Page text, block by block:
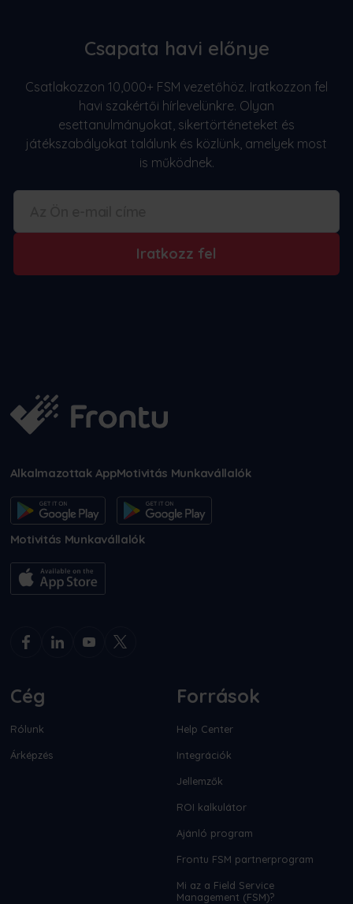
Csapata havi előnye
Csatlakozzon 10,000+ FSM vezetőhöz. Iratkozzon fel
havi szakértői hírlevelünkre. Olyan
esettanulmányokat, sikertörténeteket és
játékszabályokat találunk és közlünk, amelyek most
is működnek.
Iratkozz fel
Alkalmazottak AppMotivitás Munkavállalók
Motivitás Munkavállalók
Cég
Rólunk
Árképzés
Források
Help Center
Integrációk
Jellemzők
ROI kalkulátor
Ajánló program
Frontu FSM partnerprogram
Mi az a Field Service
Management (FSM)?